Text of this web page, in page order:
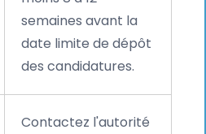
semaines avant la
date limite de dépôt
des candidatures.
Contactez l'autorité